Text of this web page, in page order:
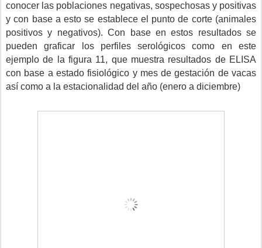
conocer las poblaciones negativas, sospechosas y positivas
y con base a esto se establece el punto de corte (animales
positivos y negativos). Con base en estos resultados se
pueden graficar los perfiles serológicos como en este
ejemplo de la figura 11, que muestra resultados de ELISA
con base a estado fisiológico y mes de gestación de vacas
así como a la estacionalidad del año (enero a diciembre)